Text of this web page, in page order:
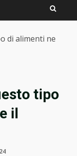
di alimenti ne
tipo
il